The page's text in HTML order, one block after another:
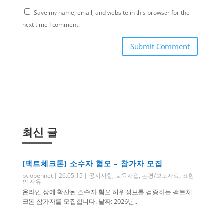
Save my name, email, and website in this browser for the
next time I comment.
Submit Comment
최신 글
[팩트체크톤] 소수자 혐오 – 참가자 모집
byopennet| 26.05.15 | 공지사항, 교육사업, 논평/보도자료, 표현
의 자유
온라인 상에 확산된 소수자 혐오 허위정보를 검증하는 팩트체
크톤 참가자를 모집합니다. 날짜: 2026년...